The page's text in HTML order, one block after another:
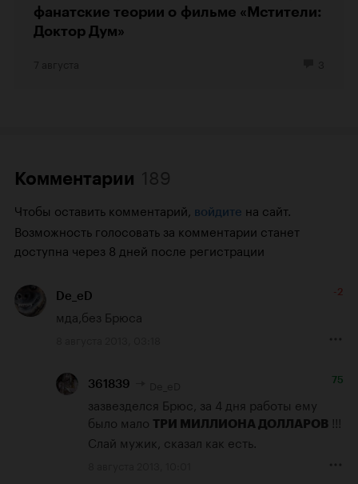
фанатские теории о фильме «Мстители:
Доктор Дум»
Комментарии
Чтобы оставить комментарий, войдите на сайт.
Возможность голосовать за комментарии станет
доступна через 8 дней после регистрации
De_eD -2
мда,без Брюса
361839 75
зазвезделся Брюс, за 4 дня работы ему
было мало ТРИ МИЛЛИОНА ДОЛЛАРОВ !!!
Слай мужик, сказал как есть.